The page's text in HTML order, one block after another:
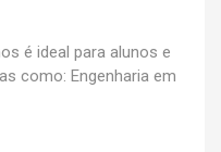
é ideal para alunos e
como: Engenharia em